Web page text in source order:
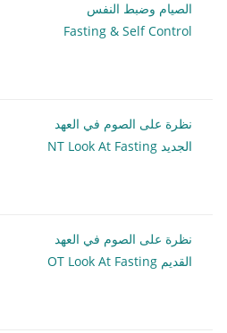
الصيام وضبط النفس
Fasting & Self Control
نظرة على الصوم في العهد
الجديد NT Look At Fasting
نظرة على الصوم في العهد
القديم OT Look At Fasting